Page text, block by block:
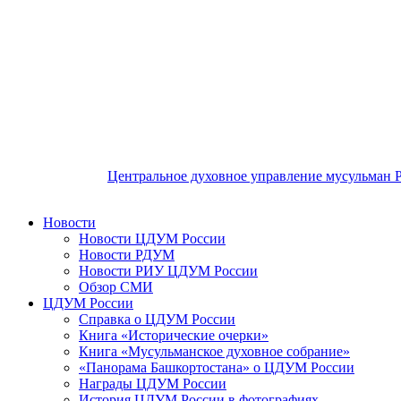
Центральное духовное управление мусульман
Новости
Новости ЦДУМ России
Новости РДУМ
Новости РИУ ЦДУМ России
Обзор СМИ
ЦДУМ России
Справка о ЦДУМ России
Книга «Исторические очерки»
Книга «Мусульманское духовное собрание»
«Панорама Башкортостана» о ЦДУМ России
Награды ЦДУМ России